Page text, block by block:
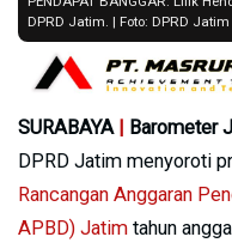
DPRD Jatim. | Foto: DPRD Jatim
SURABAYA Barometer
DPRD Jatim menyoroti
Rancangan Anggaran
APBD) Jatim tahun